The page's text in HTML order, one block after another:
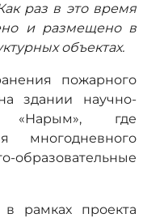
раз в это время
и размещено в
объектах.
пожарного
здании научно-
«Нарым», где
многодневного
образовательные
рамках проекта